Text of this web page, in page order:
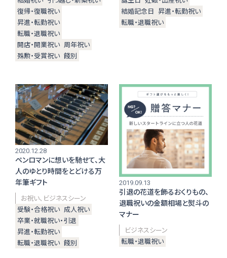
復帰・復職祝い
昇進・転勤祝い
転職・退職祝い
開店・開業祝い 周年祝い
殊勲・受賞祝い 餞別
結婚記念日 昇進・転勤祝い
転職・退職祝い
2020.12.28
ペンロマンに想いを馳せて、大
人のゆとり時間をとどける万
年筆ギフト
お祝い ビジネスシーン
受験・合格祝い 成人祝い
卒業・就職祝い・引退
昇進・転勤祝い
転職・退職祝い 餞別
2019.09.13
引退の花道を飾るおくりもの、
退職祝いの金額相場と熨斗の
マナー
ビジネスシーン
転職・退職祝い